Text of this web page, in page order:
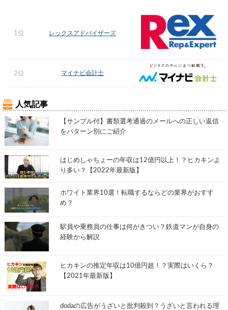
1位 レックスアドバイザーズ
2位 マイナビ会計士
人気記事
【サンプル付】書類選考通過のメールへの正しい返信
をパターン別にご紹介
はじめしゃちょーの年収は12億円以上！？ヒカキンよ
り多い？【2022年最新版】
ホワイト業界10選！転職するならどの業界がおすす
め？
駅員や乗務員の仕事は何がきつい？鉄道マンが自身の
経験から解説
ヒカキンの推定年収は10億円超！？実際はいくら？
【2021年最新版】
dodaの広告がうざいと批判殺到？うざいと言われる理